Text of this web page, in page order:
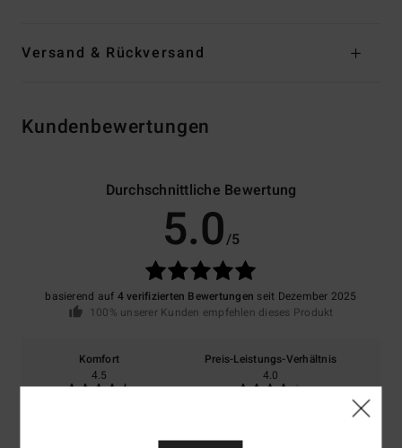
Versand & Rückversand
Kundenbewertungen
Durchschnittliche Bewertung
5.0/5
basierend auf 4 verifizierten Bewertungen seit Dezember 2025
100% unserer Kunden empfehlen dieses Produkt
Komfort
4.5
Preis-Leistungs-Verhältnis
4.0